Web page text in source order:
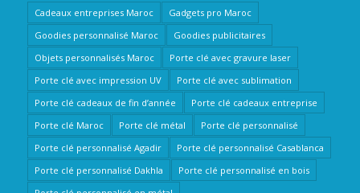
Cadeaux entreprises Maroc
Gadgets pro Maroc
Goodies personnalisé Maroc
Goodies publicitaires
Objets personnalisés Maroc
Porte clé avec gravure laser
Porte clé avec impression UV
Porte clé avec sublimation
Porte clé cadeaux de fin d’année
Porte clé cadeaux entreprise
Porte clé Maroc
Porte clé métal
Porte clé personnalisé
Porte clé personnalisé Agadir
Porte clé personnalisé Casablanca
Porte clé personnalisé Dakhla
Porte clé personnalisé en bois